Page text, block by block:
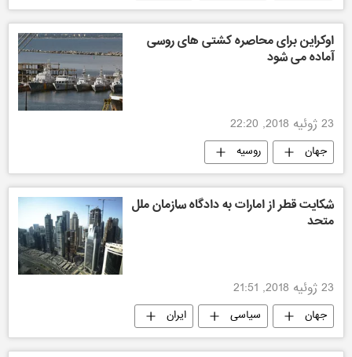
اوکراین برای محاصره کشتی های روسی
آماده می شود
23 ژوئیه 2018, 22:20
جهان روسیه
شکایت قطر از امارات به دادگاه سازمان ملل
متحد
23 ژوئیه 2018, 21:51
جهان سیاسی ایران